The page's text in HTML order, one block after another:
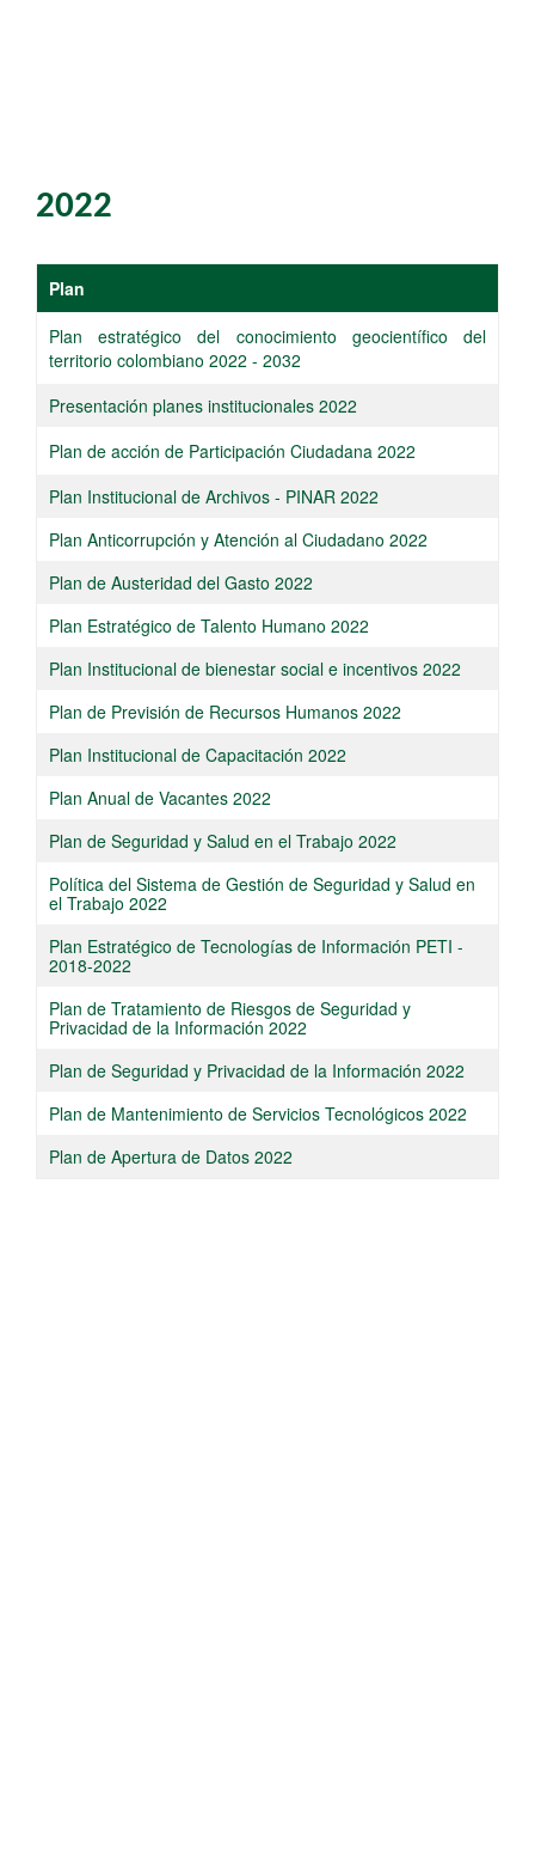
2022
​​Plan
​Plan estratégico del conocimiento geocientífico del
territorio colombiano 2022 - 2032​
​Presentación planes institucionales 2022
​​Plan de acción de Participación Ciudadana 2022​
​Plan Institucional de Archivos - PINAR​ 2022
Plan Anticorrupción y Atención al Ciudadano 2022
Plan de Austeridad del Gasto​ 2022
Plan Estratégico de Talento Humano 2022
​Plan Institucional de bienestar social e incentivos 2022​
Plan de Previsión de Recursos Humanos 2022
Plan Institucional de Capacitación 2022
​Plan Anual de Vacantes 2022
P​lan de Seguridad y Salud en el Trabajo 2022
Política del Sistema de Gestión de Seguridad y Salud en
el Trabajo 2022​
Plan Estratégico de Tecnologías de Información PETI -
2018-2022
Plan de Tratamiento de Riesgos de Seguridad y
Privacidad de la Información 2022
Plan de Seguridad y Privacidad de la Información 2022
​Plan de Mantenimiento de Servicios Tecnológicos 2022
Plan de Apertura de Datos 2022​